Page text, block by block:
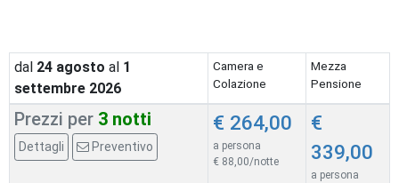
dal 24agosto al 1
settembre 2026
Camera e
Colazione
Mezza
Pensione
Prezzi per 3 notti
Dettagli Preventivo
€ 264,00
a persona
€ 88,00/notte
€
339,00
a persona